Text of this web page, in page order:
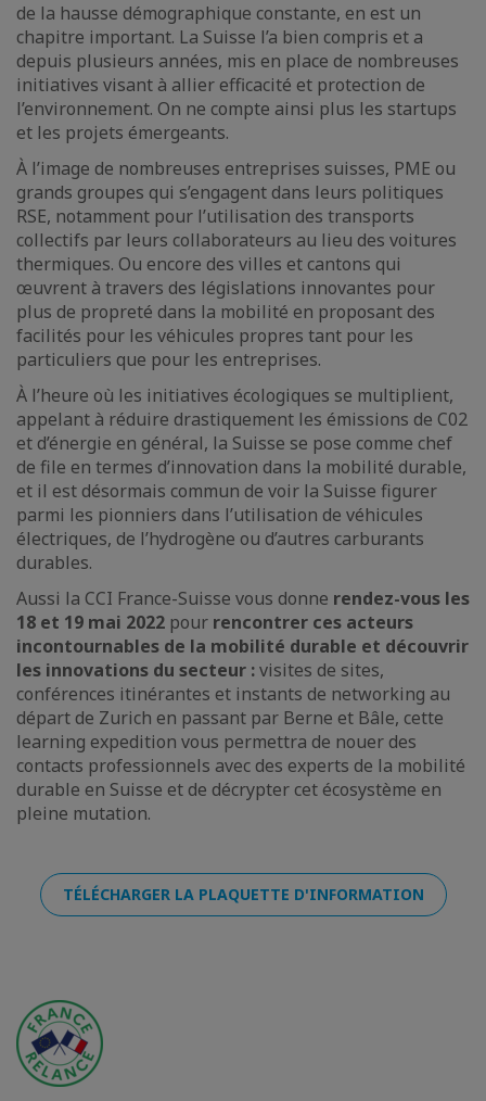
de la hausse démographique constante, en est un
chapitre important. La Suisse l’a bien compris et a
depuis plusieurs années, mis en place de nombreuses
initiatives visant à allier efficacité et protection de
l’environnement. On ne compte ainsi plus les startups
et les projets émergeants.
À l’image de nombreuses entreprises suisses, PME ou
grands groupes qui s’engagent dans leurs politiques
RSE, notamment pour l’utilisation des transports
collectifs par leurs collaborateurs au lieu des voitures
thermiques. Ou encore des villes et cantons qui
œuvrent à travers des législations innovantes pour
plus de propreté dans la mobilité en proposant des
facilités pour les véhicules propres tant pour les
particuliers que pour les entreprises.
À l’heure où les initiatives écologiques se multiplient,
appelant à réduire drastiquement les émissions de C02
et d’énergie en général, la Suisse se pose comme chef
de file en termes d’innovation dans la mobilité durable,
et il est désormais commun de voir la Suisse figurer
parmi les pionniers dans l’utilisation de véhicules
électriques, de l’hydrogène ou d’autres carburants
durables.
Aussi la CCI France-Suisse vous donne rendez-vous les
18 et 19 mai 2022 pour rencontrer ces acteurs
incontournables de la mobilité durable et découvrir
les innovations du secteur :visites de sites,
conférences itinérantes et instants de networking au
départ de Zurich en passant par Berne et Bâle, cette
learning expedition vous permettra de nouer des
contacts professionnels avec des experts de la mobilité
durable en Suisse et de décrypter cet écosystème en
pleine mutation.
TÉLÉCHARGER LA PLAQUETTE D'INFORMATION